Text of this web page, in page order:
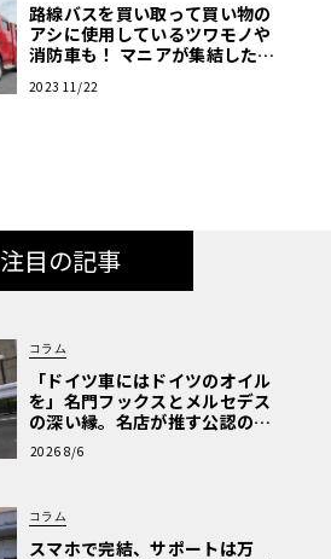
路線バスを買い取って買い物の
アシに使用しているツワモノや
消防車も！ マニアが集結した商
2023 11/22
注目の記事
コラム
「ドイツ車にはドイツのオイル
を」名門フックスとメルセデス
の深い縁。名店が推す公認の安
心と、Cクラスで味わうシルキー
な走り〈PR〉
2026 8/6
コラム
スマホで完結、サポートは万